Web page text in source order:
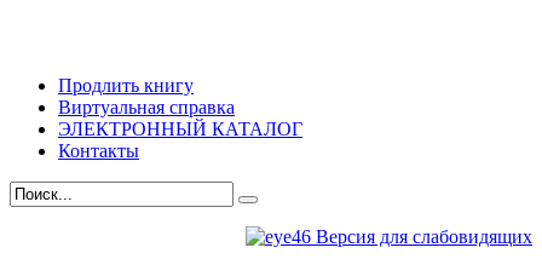
Продлить книгу
Виртуальная справка
ЭЛЕКТРОННЫЙ КАТАЛОГ
Контакты
Версия для слабовидящих